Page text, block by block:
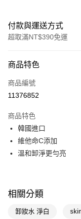
付款與運送方式
超取滿NT$390免運
POYA支付
信用卡一次付款
LINE Pay
Apple Pay
Google Pay
商品特色
商品編號
11376852
商品特色
韓國進口
維他命C添加
溫和卸淨更勻亮
相關分類
卸妝水 淨白